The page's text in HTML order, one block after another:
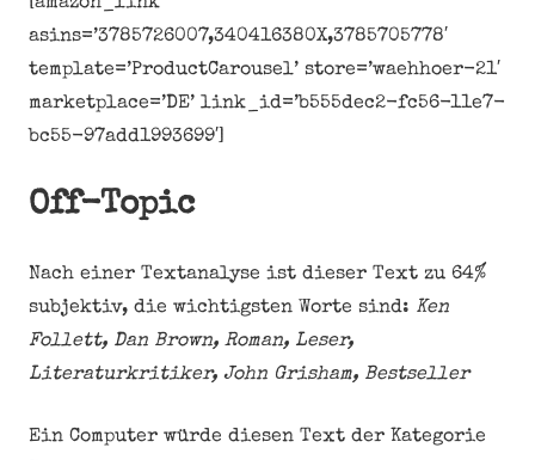
asins=’3785726007,340416380X,3785705778′
template=’ProductCarousel’ store=’waehhoer-21′
marketplace=’DE’ link_id=’b555dec2-fc56-11e7-
bc55-97add1993699′]
Off-Topic
Nach einer Textanalyse ist dieser Text zu 64%
subjektiv, die wichtigsten Worte sind: Ken
Follett, Dan Brown, Roman, Leser,
Literaturkritiker, John Grisham, Bestseller
Ein Computer würde diesen Text der Kategorie